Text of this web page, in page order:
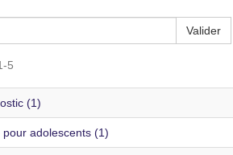
Valider
5
(1)
adolescents (1)